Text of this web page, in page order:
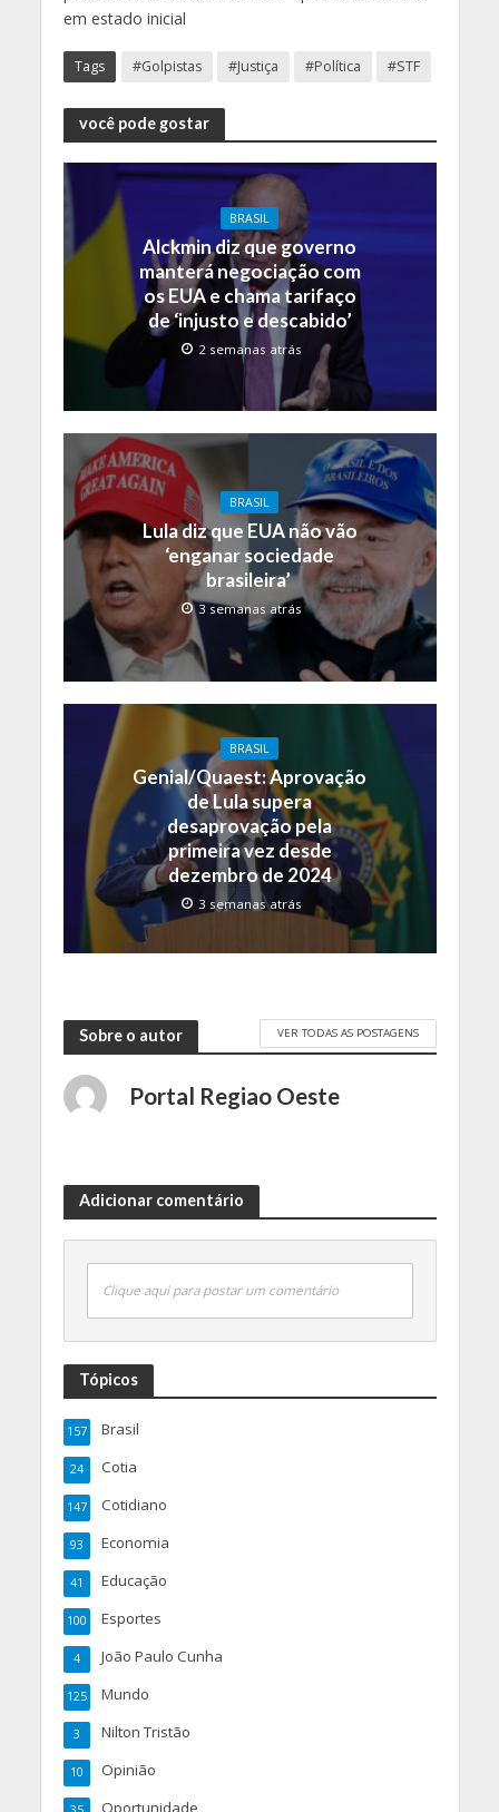
em estado inicial
Tags #Golpistas #Justiça #Política #STF
você pode gostar
BRASIL
Alckmin diz que governo
manterá negociação com
os EUA e chama tarifaço
de ‘injusto e descabido’
2 semanas atrás
BRASIL
Lula diz que EUA não vão
‘enganar sociedade
brasileira’
3 semanas atrás
BRASIL
Genial/Quaest: Aprovação
de Lula supera
desaprovação pela
primeira vez desde
dezembro de 2024
3 semanas atrás
Sobre o autor VER TODAS AS POSTAGENS
Portal Regiao Oeste
Adicionar comentário
Clique aqui para postar um comentário
Tópicos
Brasil
157
Cotia
24
Cotidiano
147
Economia
93
Educação
41
Esportes
100
João Paulo Cunha
4
Mundo
125
Nilton Tristão
3
Opinião
10
Oportunidade